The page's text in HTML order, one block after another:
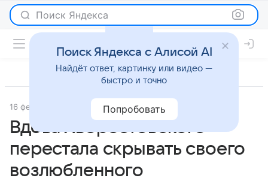
Поиск Яндекса
16 февраля 2024 Газета.Ру Светская жизнь
Вдова Хворостовского
перестала скрывать своего
возлюбленного
Поиск Яндекса с Алисой AI
Найдёт ответ, картинку или видео —
быстро и точно
Попробовать